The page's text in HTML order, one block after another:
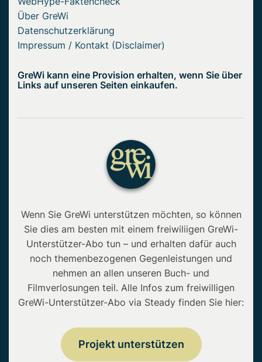
Über GreWi
Datenschutzerklärung
Impressum / Kontakt (Disclaimer)
GreWi kann eine Provision erhalten, wenn Sie über
Links auf unseren Seiten einkaufen.
Wenn Sie GreWi unterstützen möchten, so können
Sie dies am besten mit einem freiwiliigen GreWi-
Unterstützer-Abo tun – und erhalten dafür auch
noch themenbezogenen Gegenleistungen und
nehmen an allen unseren Buch- und
Filmverlosungen teil. Alle Infos zum freiwilligen
GreWi-Unterstützer-Abo via Steady finden Sie hier:
Projekt unterstützen